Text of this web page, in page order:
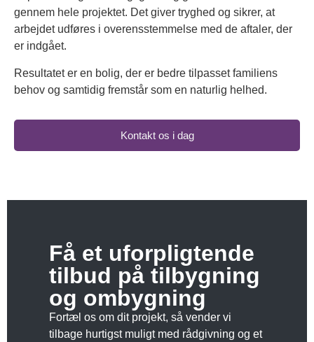
gennem hele projektet. Det giver tryghed og sikrer, at
arbejdet udføres i overensstemmelse med de aftaler, der
er indgået.
Resultatet er en bolig, der er bedre tilpasset familiens
behov og samtidig fremstår som en naturlig helhed.
Kontakt os i dag
Få et uforpligtende
tilbud på tilbygning
og ombygning
Fortæl os om dit projekt, så vender vi
tilbage hurtigst muligt med rådgivning og et